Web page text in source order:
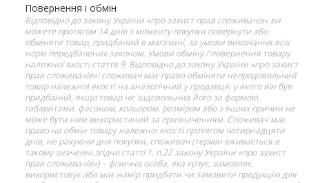
Повернення і обмін
Відповідно до закону України «про захист прав споживачів» ви
можете протягом 14 днів з моменту покупки повернути або
обміняти товар, придбаний в магазині, за умови виконання всіх
норм передбачених законом. Умови обміну / повернення товару
належної якості стаття 9. Відповідно до закону України «про захист
прав споживачів»: споживач має право обміняти непродовольчий
товар належної якості на аналогічний у продавця, у якого він був
придбаний, якщо товар не задовольнив його за формою,
габаритами, фасоном, кольором, розміром або з інших причин не
може бути ним використаний за призначенням. Споживач має
право на обмін товару належної якості протягом чотирнадцяти
днів, не рахуючи дня покупки. споживач (термін вживається в
такому значенні згідно статті 1. п.22 закону України «про захист
прав споживачів») – фізична особа, яка купує, замовляє,
використовує або має намір придбати чи замовити продукцію для